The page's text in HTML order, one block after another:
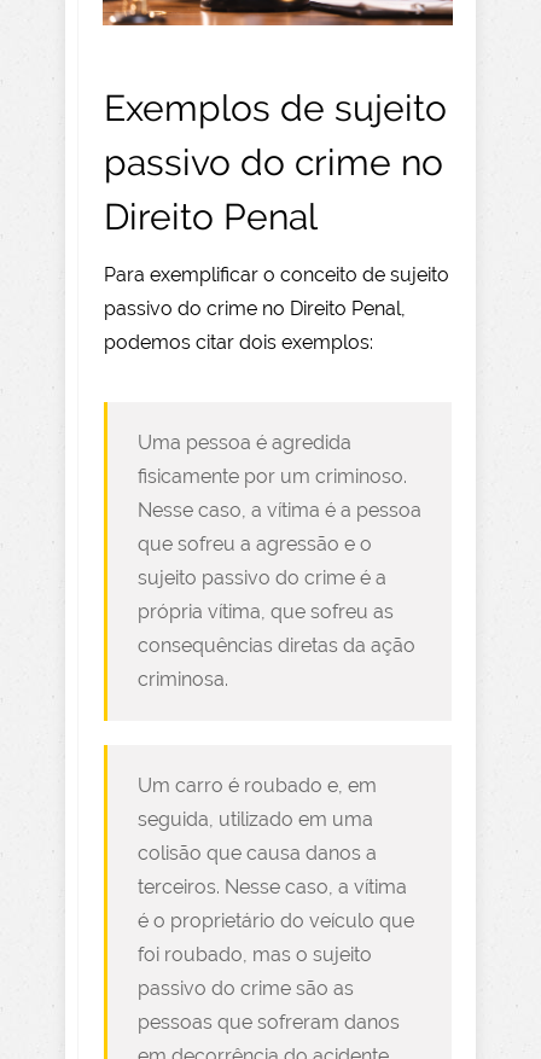
Exemplos de sujeito
passivo do crime no
Direito Penal
Para exemplificar o conceito de sujeito
passivo do crime no Direito Penal,
podemos citar dois exemplos:
Uma pessoa é agredida
fisicamente por um criminoso.
Nesse caso, a vítima é a pessoa
que sofreu a agressão e o
sujeito passivo do crime é a
própria vítima, que sofreu as
consequências diretas da ação
criminosa.
Um carro é roubado e, em
seguida, utilizado em uma
colisão que causa danos a
terceiros. Nesse caso, a vítima
é o proprietário do veículo que
foi roubado, mas o sujeito
passivo do crime são as
pessoas que sofreram danos